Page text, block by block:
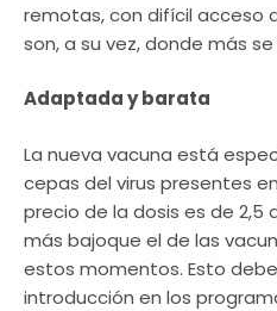
remotas, con difícil acceso
son, a su vez, donde más
Adaptada y barata
La nueva vacuna está
cepas del virus presentes
precio de la dosis es de 2,5
más bajoque el de las
estos momentos. Esto
introducción en los